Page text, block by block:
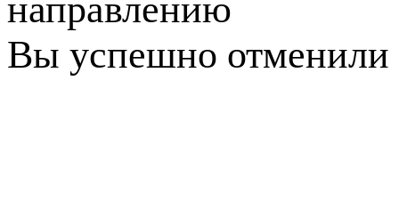
направлению
Вы успешно отменили